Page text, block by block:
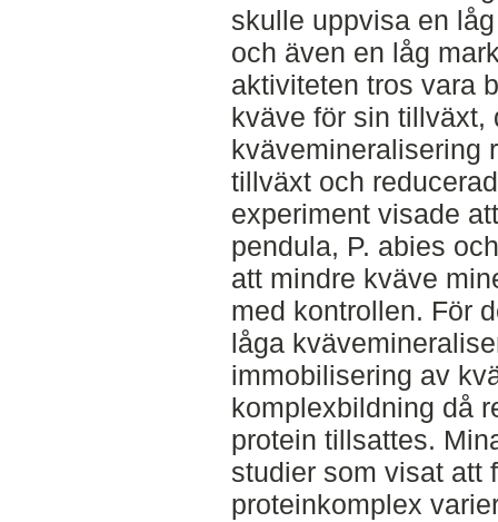
skulle uppvisa en
och även en låg
aktiviteten tros vara
kväve för sin tillväxt,
kvävemineralisering
tillväxt och
experiment visade
pendula, P. abies
att mindre kväve
med kontrollen. För
låga
immobilisering av
komplexbildning då
protein tillsattes.
studier som visat att
proteinkomplex